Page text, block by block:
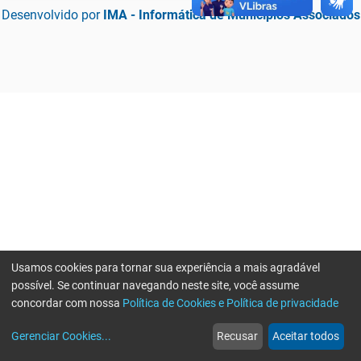
Desenvolvido por IMA - Informática de Municípios Associados
web
Notícias
more_horiz
Mais
Usamos cookies para tornar sua experiência a mais agradável
possível. Se continuar navegando neste site, você assume
concordar com nossa Política de Cookies e Política de privacidade
Gerenciar Cookies... Recusar Aceitar todos
Erro ao enviar informações, por favor tente novamente